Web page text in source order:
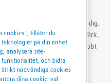
gas var du än befinner dig.
med bara några klick,
fakturor och följesedlar snabbt
cookies", tillåter du
teknologier på din enhet
analysera site-
och bidra
nödvändiga cookies
dina cookie-val